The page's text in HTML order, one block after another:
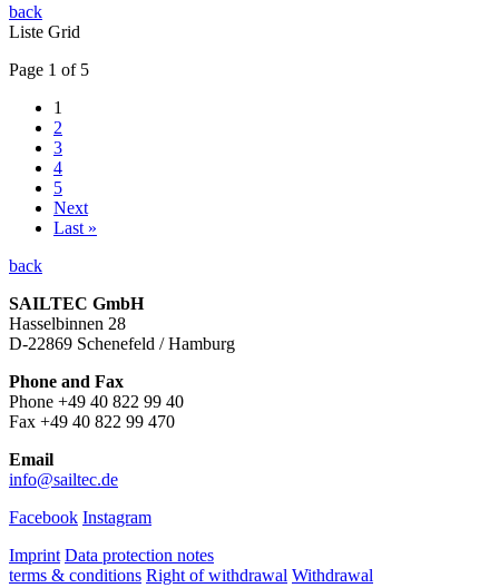
back
Liste Grid
Page 1 of 5
1
2
3
4
5
Next
Last »
back
SAILTEC GmbH
Hasselbinnen 28
D-22869 Schenefeld / Hamburg
Phone and Fax
Phone +49 40 822 99 40
Fax +49 40 822 99 470
Email
info@sailtec.de
Facebook Instagram
Imprint Data protection notes
terms & conditions Right of withdrawal Withdrawal